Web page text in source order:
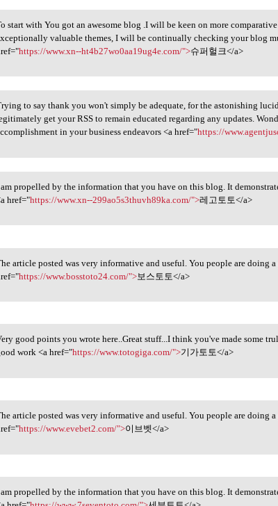
start with You got an
start with You got an awesome blog .I will be keen on more
valuable themes, I will be continually checking your blog
https://www.xn--ht4b27wo0aa19ug4e.com/">슈퍼헐크</a>
to say thank you won't
to say thank you won't simply be adequate, for the astonishing
get your RSS to remain educated regarding any updates.
in your business endeavors <a href="https://
propelled by the
propelled by the information that you have on this blog. It
href="https://www.xn--299ao5s3thuvh89ka.com/">레고토토</a>
article posted was very
article posted was very informative and useful. You people are doing
https://www.bosstoto24.com/">보스토토</a>
good points you wrote
good points you wrote here..Great stuff...I think you've made some
work <a href="https://www.totogiga.com/">기가토토</a>
article posted was very
article posted was very informative and useful. You people are doing
https://www.evebet2.com/">이브벳</a>
propelled by the
propelled by the information that you have on this blog. It